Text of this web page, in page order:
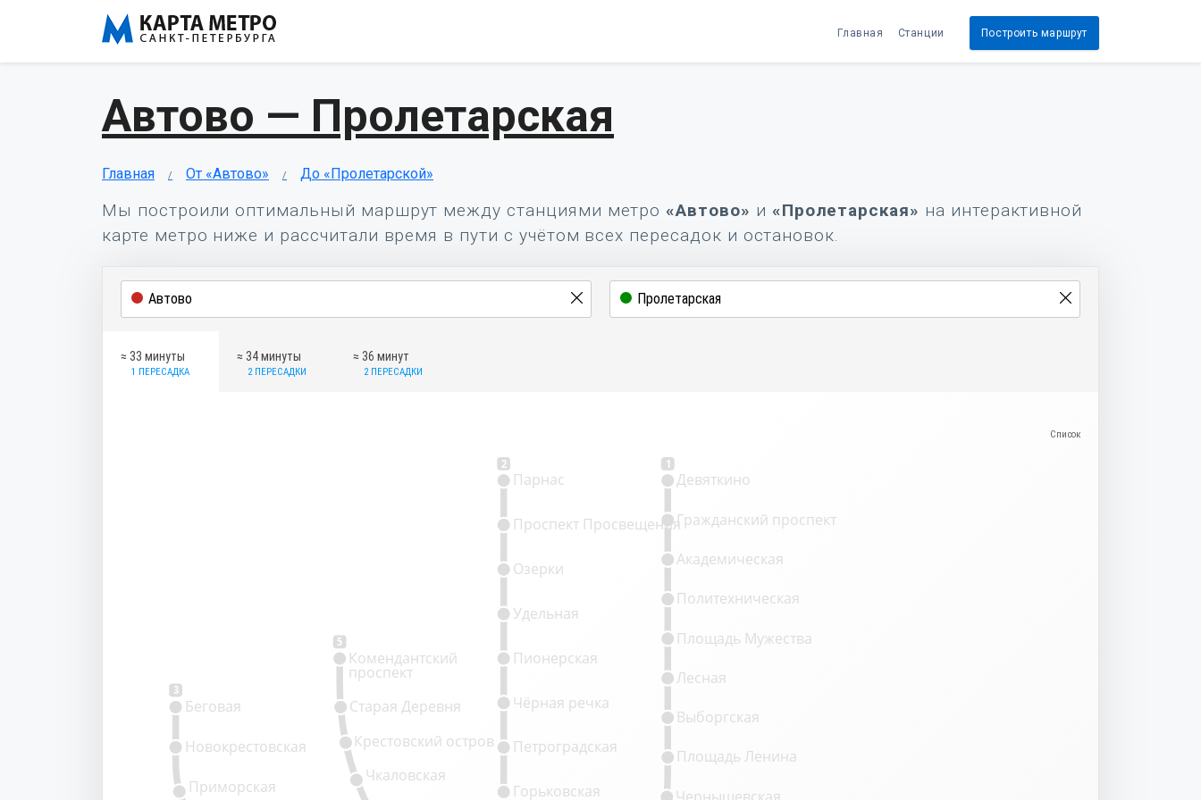
Главная Станции Построить маршрут
Автово — Пролетарская
Главная От «Автово» До «Пролетарской»
Мы построили оптимальный маршрут между станциями метро«Автово» и «Пролетарская» на интерактивной
карте метро ниже и рассчитали время в пути с учётом всех пересадок и остановок.
≈ 33 минуты
1 ПЕРЕСАДКА
≈ 34 минуты
2 ПЕРЕСАДКИ
≈ 36 минут
2 ПЕРЕСАДКИ
3
5
2 1
Приморская
Чкаловская
Крестовский остров
Старая Деревня
Комендантский
проспект
Горьковская
Петроградская
Чёрная речка
Пионерская
Удельная
Озерки
Проспект Просвещения
Парнас
Чернышевская
Площадь Ленина
Выборгская
Лесная
Площадь Мужества
Политехническая
Академическая
Гражданский проспект
Девяткино
Новокрестовская
Беговая